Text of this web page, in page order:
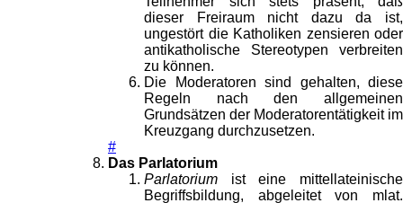
dieser Freiraum nicht dazu da ist,
ungestört die Katholiken zensieren oder
antikatholische Stereotypen verbreiten
zu können.
Die Moderatoren sind gehalten, diese
Regeln nach den allgemeinen
Grundsätzen der Moderatorentätigkeit im
Kreuzgang durchzusetzen.
#
Das Parlatorium
Parlatorium ist eine mittellateinische
Begriffsbildung, abgeleitet von mlat.